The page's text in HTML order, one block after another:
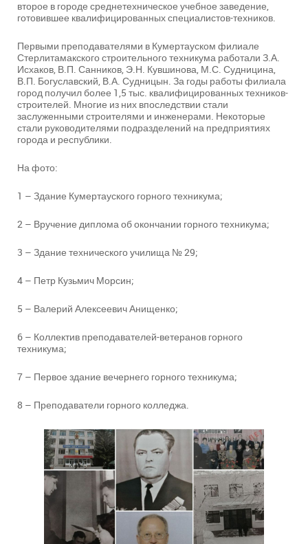
второе в городе среднетехническое учебное заведение,
готовившее квалифицированных специалистов-техников.
Первыми преподавателями в Кумертауском филиале
Стерлитамакского строительного техникума работали З.А.
Исхаков, В.П. Санников, Э.Н. Кувшинова, М.С. Судницина,
В.П. Богуславский, В.А. Судницын. За годы работы филиала
город получил более 1,5 тыс. квалифицированных техников-
строителей. Многие из них впоследствии стали
заслуженными строителями и инженерами. Некоторые
стали руководителями подразделений на предприятиях
города и республики.
На фото:
1 – Здание Кумертауского горного техникума;
2 – Вручение диплома об окончании горного техникума;
3 – Здание технического училища № 29;
4 – Петр Кузьмич Морсин;
5 – Валерий Алексеевич Анищенко;
6 – Коллектив преподавателей-ветеранов горного
техникума;
7 – Первое здание вечернего горного техникума;
8 – Преподаватели горного колледжа.